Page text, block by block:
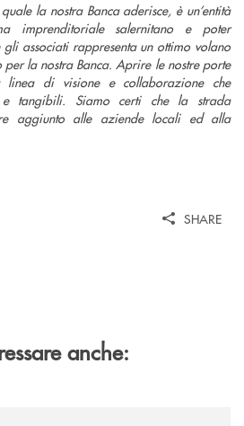
la nostra Banca aderisce, è un’entità
imprenditoriale salernitano e poter
associati rappresenta un ottimo volano
la nostra Banca. Aprire le nostre porte
linea di visione e collaborazione che
e tangibili. Siamo certi che la strada
aggiunto alle aziende locali ed alla
SHARE
anche: